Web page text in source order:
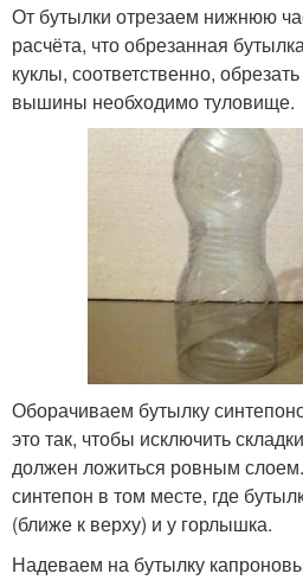
От бутылки отрезаем нижнюю
расчёта, что обрезанная
куклы, соответственно,
вышины необходимо туловище.
Оборачиваем бутылку
это так, чтобы исключить
должен ложиться ровным
синтепон в том месте, где
(ближе к верху) и у горлышка.
Надеваем на бутылку